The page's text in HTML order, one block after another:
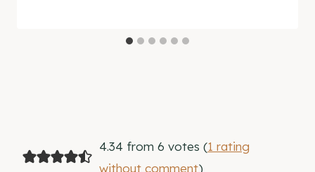
4.34 from 6 votes (1 rating
without comment)